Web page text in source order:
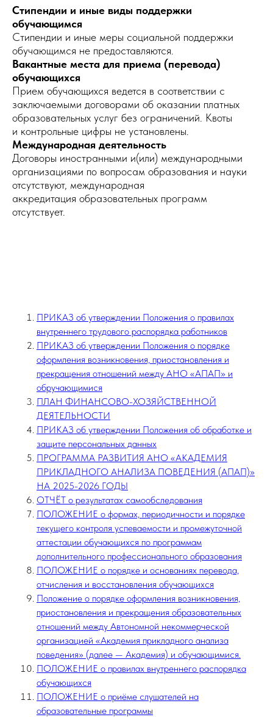
Стипендии и иные виды поддержки
обучающимся
Стипендии и иные меры социальной поддержки
обучающимся не предоставляются.
Вакантные места для приема (перевода)
обучающихся
Прием обучающихся ведется в соответствии с
заключаемыми договорами об оказании платных
образовательных услуг без ограничений. Квоты
и контрольные цифры не установлены.
Международная деятельность
Договоры иностранными и(или) международными
организациями по вопросам образования и науки
отсутствуют, международная
аккредитация образовательных программ
отсутствует.
ПРИКАЗ об утверждении Положения о правилах
внутреннего трудового распорядка работников
ПРИКАЗ об утверждении Положения о порядке
оформления возникновения, приостановления и
прекращения отношений между АНО «АПАП» и
обручающимися
ПЛАН ФИНАНСОВО-ХОЗЯЙСТВЕННОЙ
ДЕЯТЕЛЬНОСТИ
ПРИКАЗ об утверждении Положения об обработке и
защите персональных данных
ПРОГРАММА РАЗВИТИЯ АНО «АКАДЕМИЯ
ПРИКЛАДНОГО АНАЛИЗА ПОВЕДЕНИЯ (АПАП)»
НА 2025-2026 ГОДЫ
ОТЧЁТ о результатах самообследования
ПОЛОЖЕНИЕ о формах, периодичности и порядке
текущего контроля успеваемости и промежуточной
аттестации обучающихся по программам
дополнительного профессионального образования
ПОЛОЖЕНИЕ о порядке и основаниях перевода,
отчисления и восстановления обучающихся
Положение о порядке оформления возникновения,
приостановления и прекращения образовательных
отношений между Автономной некоммерческой
организацией «Академия прикладного анализа
поведения» (далее — Академия) и обучающимися.
ПОЛОЖЕНИЕ о правилах внутреннего распорядка
обучающихся
ПОЛОЖЕНИЕ о приёме слушателей на
образовательные программы